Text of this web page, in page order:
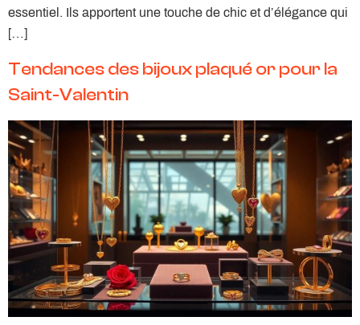
essentiel. Ils apportent une touche de chic et d’élégance qui
[…]
Tendances des bijoux plaqué or pour la
Saint-Valentin